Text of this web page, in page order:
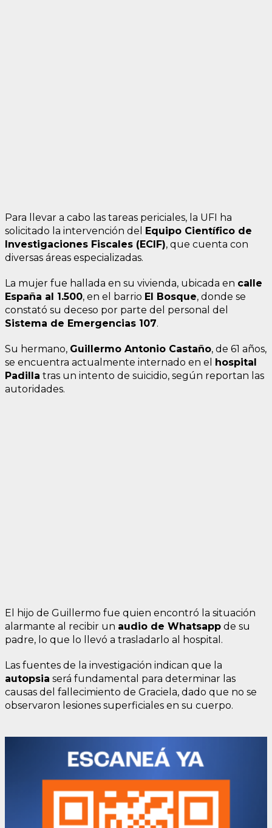
Para llevar a cabo las tareas periciales, la UFI ha
solicitado la intervención del Equipo Científico de
Investigaciones Fiscales (ECIF), que cuenta con
diversas áreas especializadas.
La mujer fue hallada en su vivienda, ubicada en calle
España al 1.500, en el barrio El Bosque, donde se
constató su deceso por parte del personal del
Sistema de Emergencias 107.
Su hermano, Guillermo Antonio Castaño, de 61 años,
se encuentra actualmente internado en el hospital
Padilla tras un intento de suicidio, según reportan las
autoridades.
El hijo de Guillermo fue quien encontró la situación
alarmante al recibir un audio de Whatsapp de su
padre, lo que lo llevó a trasladarlo al hospital.
Las fuentes de la investigación indican que la
autopsia será fundamental para determinar las
causas del fallecimiento de Graciela, dado que no se
observaron lesiones superficiales en su cuerpo.